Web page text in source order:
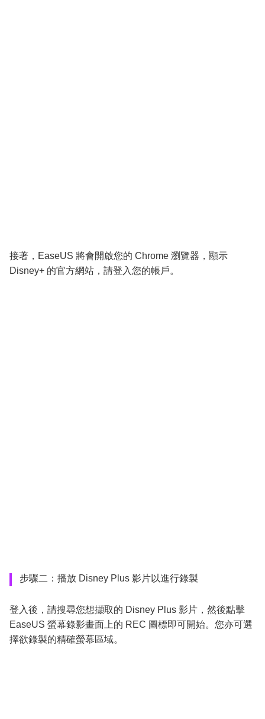
接著，EaseUS 將會開啟您的 Chrome 瀏覽器，顯示
Disney+ 的官方網站，請登入您的帳戶。
步驟二：播放 Disney Plus 影片以進行錄製
登入後，請搜尋您想擷取的 Disney Plus 影片，然後點擊
EaseUS 螢幕錄影畫面上的 REC 圖標即可開始。您亦可選
擇欲錄製的精確螢幕區域。